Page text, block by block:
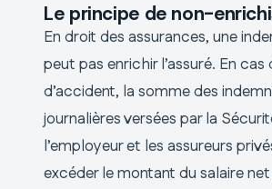
Le principe de non-
En droit des assurances, une
peut pas enrichir l’assuré. En cas
d’accident, la somme des
journalières versées par la
l’employeur et les assureurs
excéder le montant du salaire